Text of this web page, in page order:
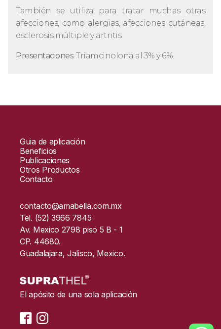
También se utiliza para tratar muchas otras
afecciones, como alergias, afecciones cutáneas,
esclerosis múltiple y artritis.
Presentaciones: Triamcinolona al 3% y 6%.
Guia de aplicación
Beneficios
Publicaciones
Otros Productos
Contacto
contacto@amabella.com.mx
Tel. (52) 3966 7845
Av. Mexico 2798 piso 5 B - 1
CP. 44680.
Guadalajara, Jalisco, Mexico.
El apósito de una sola aplicación